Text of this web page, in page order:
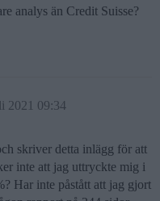
analys än Credit Suisse?
2021 09:34
skriver detta inlägg för att
inte att jag uttryckte mig i
Har inte påstått att jag gjort